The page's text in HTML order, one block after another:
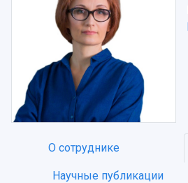
О сотруднике
Научные публикации